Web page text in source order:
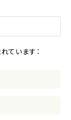
ています：